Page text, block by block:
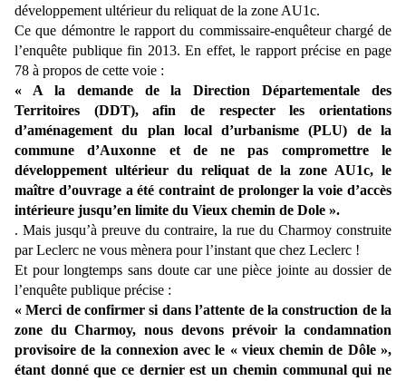
développement ultérieur du reliquat de la zone AU1c.
Ce que démontre le rapport du commissaire-enquêteur chargé de
l’enquête publique fin 2013. En effet, le rapport précise en page
78 à propos de cette voie :
« A la demande de la Direction Départementale des
Territoires (DDT), afin de respecter les orientations
d’aménagement du plan local d’urbanisme (PLU) de la
commune d’Auxonne et de ne pas compromettre le
développement ultérieur du reliquat de la zone AU1c, le
maître d’ouvrage a été contraint de prolonger la voie d’accès
intérieure jusqu’en limite du Vieux chemin de Dole ».
. Mais jusqu’à preuve du contraire, la rue du Charmoy construite
par Leclerc ne vous mènera pour l’instant que chez Leclerc !
Et pour longtemps sans doute car une pièce jointe au dossier de
l’enquête publique précise :
« Merci de confirmer si dans l’attente de la construction de la
zone du Charmoy, nous devons prévoir la condamnation
provisoire de la connexion avec le « vieux chemin de Dôle »,
étant donné que ce dernier est un chemin communal qui ne